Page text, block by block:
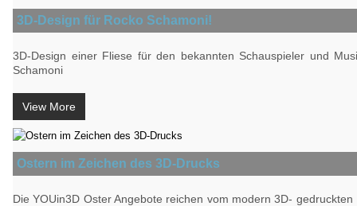
3D-Design für Rocko Schamoni!
3D-Design einer Fliese für den bekannten Schauspieler und
Schamoni
View More
Ostern im Zeichen des 3D-Drucks
Die YOUin3D Oster Angebote reichen vom modern 3D- gedruckten